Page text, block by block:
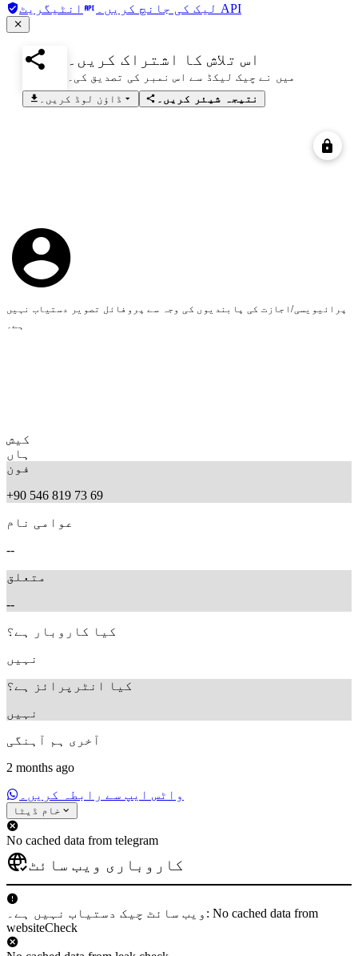
لیک کی جانچ کریں۔ انٹیگریٹ API
اس تلاش کا اشتراک کریں۔
میں نے چیک لیکڈ سے اس نمبر کی تصدیق کی۔
ڈاؤن لوڈ کریں۔
نتیجہ شیئر کریں۔
پرائیویسی/اجازت کی پابندیوں کی وجہ سے پروفائل تصویر دستیاب نہیں
ہے۔
کیش
ہاں
فون
+90 546 819 73 69
عوامی نام
--
متعلق
--
کیا کاروبار ہے؟
نہیں
کیا انٹرپرائز ہے؟
نہیں
آخری ہم آہنگی
2 months ago
واٹس ایپ سے رابطہ کریں۔
خام ڈیٹا
No cached data from telegram
کاروباری ویب سائٹ
ویب سائٹ چیک دستیاب نہیں ہے۔: No cached data from
websiteCheck